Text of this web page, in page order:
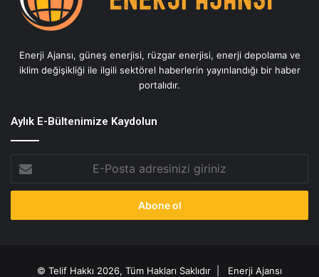
Enerji Ajansı, güneş enerjisi, rüzgar enerjisi, enerji depolama ve
iklim değişikliği ile ilgili sektörel haberlerin yayınlandığı bir haber
portalıdır.
Aylık E-Bültenimize Kaydolun
Posta
adresinizi
© Telif Hakkı 2026, Tüm Hakları Saklıdır | Enerji Ajansı